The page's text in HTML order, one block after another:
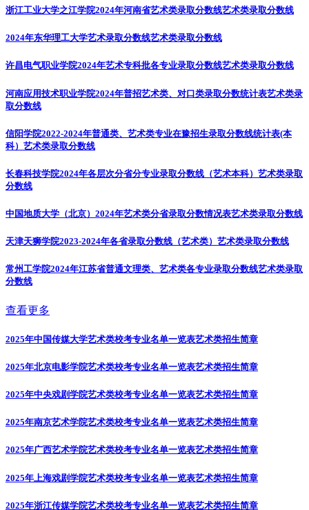
浙江工业大学之江学院2024年河南省艺术类录取分数线艺术类录取分数线
2024年东华理工大学艺术录取分数线艺术类录取分数线
许昌电气职业学院2024年艺术专科批各专业录取分数线艺术类录取分数线
河南应用技术职业学院2024年普招艺术类、对口类录取分数统计表艺术类录
取分数线
信阳学院2022-2024年普通类、艺术类专业在豫招生录取分数线统计表(本
科） 艺术类录取分数线
长春科技学院2024年各层次分省分专业录取分数线（艺术本科） 艺术类录取
分数线
中国地质大学（北京）2024年艺术类分省录取分数情况表艺术类录取分数线
天津天狮学院2023-2024年各省录取分数线（艺术类） 艺术类录取分数线
常州工学院2024年江苏省普通文理类、艺术类各专业录取分数线艺术类录取
分数线
查看更多
2025年中国传媒大学艺术类校考专业名单一览表艺术类招生简章
2025年北京电影学院艺术类校考专业名单一览表艺术类招生简章
2025年中央戏剧学院艺术类校考专业名单一览表艺术类招生简章
2025年南京艺术学院艺术类校考专业名单一览表艺术类招生简章
2025年广西艺术学院艺术类校考专业名单一览表艺术类招生简章
2025年上海戏剧学院艺术类校考专业名单一览表艺术类招生简章
2025年浙江传媒学院艺术类校考专业名单一览表艺术类招生简章